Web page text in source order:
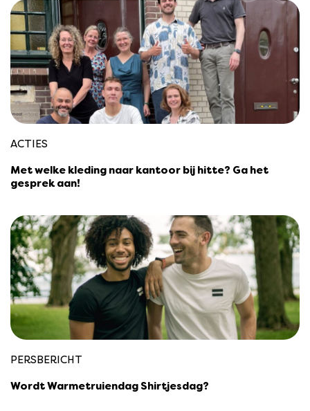
ACTIES
Met welke kleding naar kantoor bij hitte? Ga het
gesprek aan!
PERSBERICHT
Wordt Warmetruiendag Shirtjesdag?